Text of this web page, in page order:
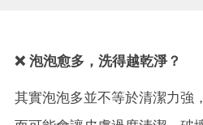
❌ 泡泡愈多，洗得越乾淨？
其實泡泡多並不等於清潔力強